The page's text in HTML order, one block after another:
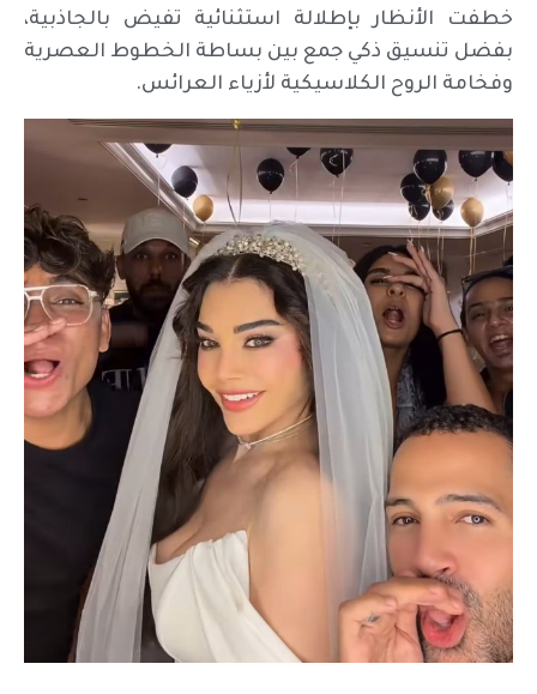
خطفت الأنظار بإطلالة استثنائية تفيض بالجاذبية،
بفضل تنسيق ذكي جمع بين بساطة الخطوط العصرية
وفخامة الروح الكلاسيكية لأزياء العرائس.